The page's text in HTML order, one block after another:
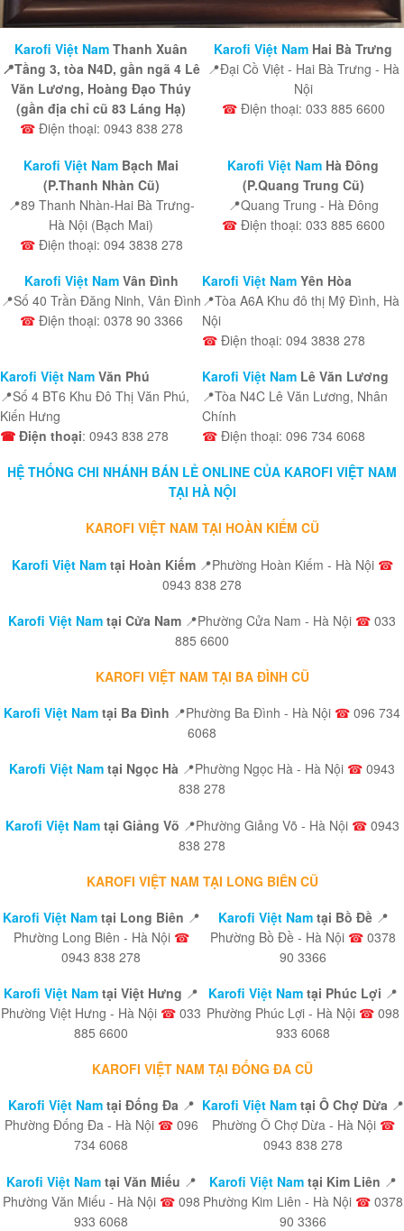
Karofi Việt Nam Thanh Xuân
📍Tầng 3, tòa N4D, gần ngã 4 Lê
Văn Lương, Hoàng Đạo Thúy
(gần địa chỉ cũ 83 Láng Hạ)
☎Điện thoại: 0943 838 278
Karofi Việt Nam Hai Bà Trưng
📍Đại Cồ Việt - Hai Bà Trưng - Hà
Nội
☎ Điện thoại: 033 885 6600
Karofi Việt Nam Bạch Mai
(P.Thanh Nhàn Cũ)
📍89 Thanh Nhàn-Hai Bà Trưng-
Hà Nội (Bạch Mai)
☎ Điện thoại: 094 3838 278
Karofi Việt Nam Hà Đông
(P.Quang Trung Cũ)
📍Quang Trung - Hà Đông
☎ Điện thoại: 033 885 6600
Karofi Việt NamVân Đình
📍Số 40 Trần Đăng Ninh, Vân Đình
☎ Điện thoại: 0378 90 3366
Karofi Việt Nam Yên Hòa
📍Tòa A6A Khu đô thị Mỹ Đình, Hà
Nội
☎ Điện thoại: 094 3838 278
Karofi Việt Nam Văn Phú
📍Số 4 BT6 Khu Đô Thị Văn Phú,
Kiến Hưng
☎ Điện thoại: 0943 838 278
Karofi Việt Nam Lê Văn Lương
📍Tòa N4C Lê Văn Lương, Nhân
Chính
☎ Điện thoại: 096 734 6068
HỆ THỐNG CHI NHÁNH BÁN LẺ ONLINE CỦA KAROFI VIỆT NAM
TẠI HÀ NỘI
KAROFI VIỆT NAM TẠI HOÀN KIẾM CŨ
Karofi Việt Namtại Hoàn Kiếm 📍Phường Hoàn Kiếm - Hà Nội ☎
0943 838 278
Karofi Việt Nam tại Cửa Nam 📍Phường Cửa Nam - Hà Nội ☎ 033
885 6600
KAROFI VIỆT NAM TẠI BA ĐÌNH CŨ
Karofi Việt Nam tại Ba Đình 📍Phường Ba Đình - Hà Nội ☎ 096 734
6068
Karofi Việt Nam tại Ngọc Hà 📍Phường Ngọc Hà - Hà Nội ☎ 0943
838 278
Karofi Việt Namtại Giảng Võ 📍Phường Giảng Võ - Hà Nội ☎0943
838 278
KAROFI VIỆT NAM TẠI LONG BIÊN CŨ
Karofi Việt Namtại Long Biên 📍
Phường Long Biên - Hà Nội ☎
0943 838 278
Karofi Việt Namtại Bồ Đề 📍
Phường Bồ Đề - Hà Nội ☎ 0378
90 3366
Karofi Việt Nam tại Việt Hưng 📍
Phường Việt Hưng - Hà Nội ☎ 033
885 6600
Karofi Việt Nam tại Phúc Lợi 📍
Phường Phúc Lợi - Hà Nội ☎ 098
933 6068
KAROFI VIỆT NAM TẠI ĐỐNG ĐA CŨ
Karofi Việt Namtại Đống Đa 📍
Phường Đống Đa - Hà Nội ☎096
734 6068
Karofi Việt Nam tại Ô Chợ Dừa 📍
Phường Ô Chợ Dừa - Hà Nội ☎
0943 838 278
Karofi Việt Namtại Văn Miếu 📍
Phường Văn Miếu - Hà Nội ☎098
933 6068
Karofi Việt Nam tại Kim Liên 📍
Phường Kim Liên - Hà Nội ☎ 0378
90 3366